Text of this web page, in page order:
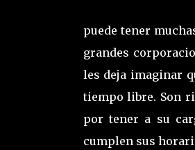
puede tener
grandes
les deja imaginar
tiempo libre. Son
por tener a su
cumplen sus